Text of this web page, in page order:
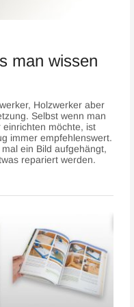
man wissen
Holzwerker aber
Selbst wenn man
möchte, ist
immer empfehlenswert.
ein Bild aufgehängt,
repariert werden.